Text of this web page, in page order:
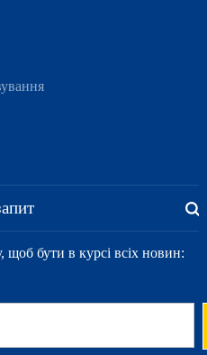
щоб бути в курсі всіх новин: